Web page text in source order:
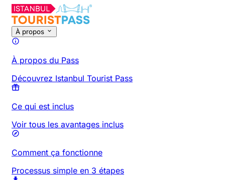
À propos
À propos du Pass
Découvrez Istanbul Tourist Pass
Ce qui est inclus
Voir tous les avantages inclus
Comment ça fonctionne
Processus simple en 3 étapes